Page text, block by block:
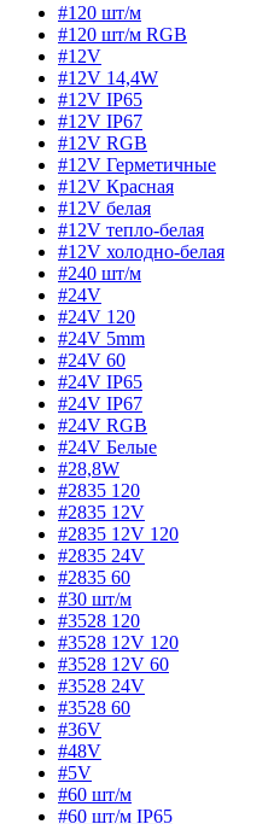
#120 шт/м
#120 шт/м RGB
#12V
#12V 14,4W
#12V IP65
#12V IP67
#12V RGB
#12V Герметичные
#12V Красная
#12V белая
#12V тепло-белая
#12V холодно-белая
#240 шт/м
#24V
#24V 120
#24V 5mm
#24V 60
#24V IP65
#24V IP67
#24V RGB
#24V Белые
#28,8W
#2835 120
#2835 12V
#2835 12V 120
#2835 24V
#2835 60
#30 шт/м
#3528 120
#3528 12V 120
#3528 12V 60
#3528 24V
#3528 60
#36V
#48V
#5V
#60 шт/м
#60 шт/м IP65